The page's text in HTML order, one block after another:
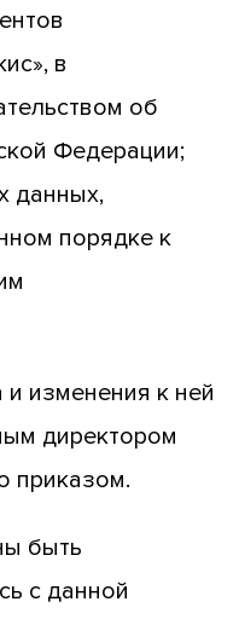
в
об
Федерации;
данных,
порядке к
изменения к ней
директором
приказом.
быть
с данной